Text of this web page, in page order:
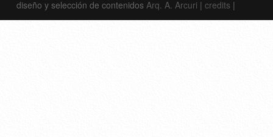
diseño y selección de contenidos Arq. A. Arcuri | credits |